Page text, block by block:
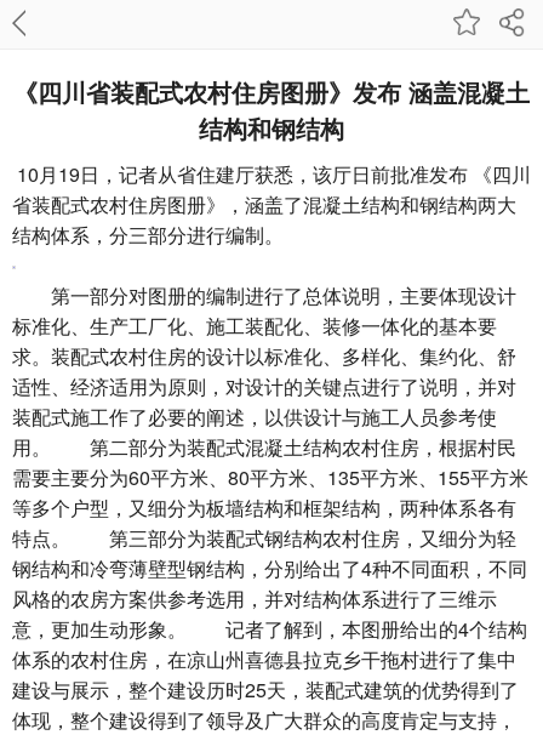
《四川省装配式农村住房图册》发布 涵盖混凝土
结构和钢结构
10月19日，记者从省住建厅获悉，该厅日前批准发布 《四川
省装配式农村住房图册》，涵盖了混凝土结构和钢结构两大
结构体系，分三部分进行编制。
第一部分对图册的编制进行了总体说明，主要体现设计
标准化、生产工厂化、施工装配化、装修一体化的基本要
求。装配式农村住房的设计以标准化、多样化、集约化、舒
适性、经济适用为原则，对设计的关键点进行了说明，并对
装配式施工作了必要的阐述，以供设计与施工人员参考使
用。 第二部分为装配式混凝土结构农村住房，根据村民
需要主要分为60平方米、80平方米、135平方米、155平方米
等多个户型，又细分为板墙结构和框架结构，两种体系各有
特点。 第三部分为装配式钢结构农村住房，又细分为轻
钢结构和冷弯薄壁型钢结构，分别给出了4种不同面积，不同
风格的农房方案供参考选用，并对结构体系进行了三维示
意，更加生动形象。 记者了解到，本图册给出的4个结构
体系的农村住房，在凉山州喜德县拉克乡干拖村进行了集中
建设与展示，整个建设历时25天，装配式建筑的优势得到了
体现，整个建设得到了领导及广大群众的高度肯定与支持，